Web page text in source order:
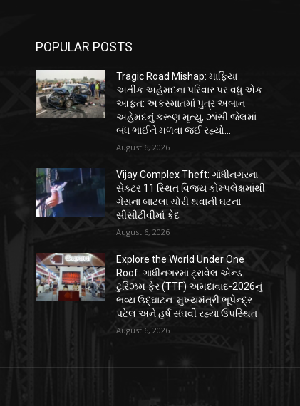
POPULAR POSTS
Tragic Road Mishap: માફિયા
અતીક અહેમદના પરિવાર પર વધુ એક
આફત: અકસ્માતમાં પુત્ર અબાન
અહેમદનું કરૂણ મૃત્યુ, ઝાંસી જેલમાં
બંધ ભાઈને મળવા જઈ રહ્યો...
August 6, 2026
Vijay Complex Theft: ગાંધીનગરના
સેક્ટર 11 સ્થિત વિજય કોમ્પલેક્ષમાંથી
ગેસના બાટલા ચોરી થવાની ઘટના
સીસીટીવીમાં કેદ
August 6, 2026
Explore the World Under One
Roof: ગાંધીનગરમાં ટ્રાવેલ એન્ડ
ટુરિઝમ ફેર (TTF) અમદાવાદ-2026નું
ભવ્ય ઉદ્ઘાટન: મુખ્યમંત્રી ભૂપેન્દ્ર
પટેલ અને હર્ષ સંઘવી રહ્યા ઉપસ્થિત
August 6, 2026